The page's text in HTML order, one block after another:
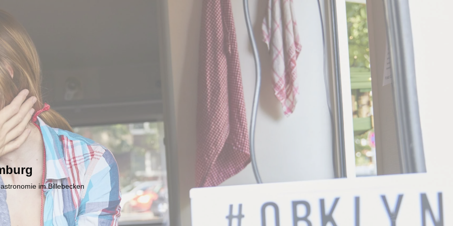
im Billebecken